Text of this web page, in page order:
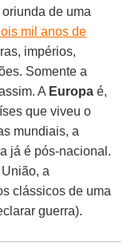
de uma
mil anos de
impérios,
Somente a
A Europa é,
que viveu o
mundiais, a
já é pós-nacional.
a
clássicos de uma
guerra).